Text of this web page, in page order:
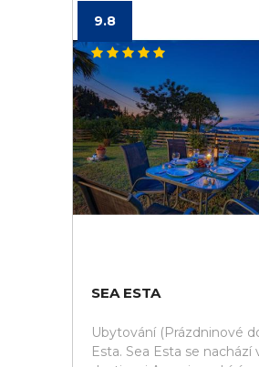
9.8
SEA ESTA
Ubytování (Prázdninové
Esta. Sea Esta se nachází